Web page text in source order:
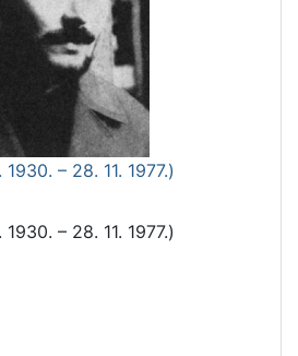
– 28. 11. 1977.)
– 28. 11. 1977.)